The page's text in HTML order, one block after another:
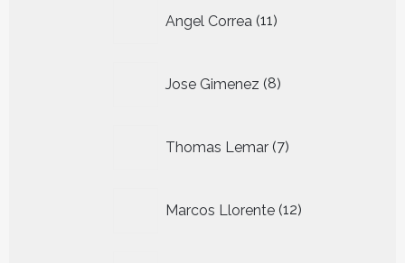
Angel Correa 11
producten
Jose Gimenez 8
producten
Thomas Lemar 7
producten
Marcos Llorente 12
producten